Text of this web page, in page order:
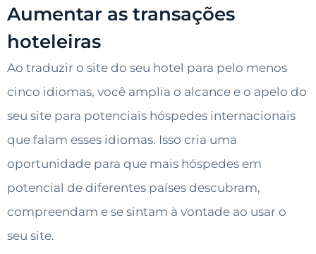
Aumentar as transações
hoteleiras
Ao traduzir o site do seu hotel para pelo menos
cinco idiomas, você amplia o alcance e o apelo do
seu site para potenciais hóspedes internacionais
que falam esses idiomas. Isso cria uma
oportunidade para que mais hóspedes em
potencial de diferentes países descubram,
compreendam e se sintam à vontade ao usar o
seu site.